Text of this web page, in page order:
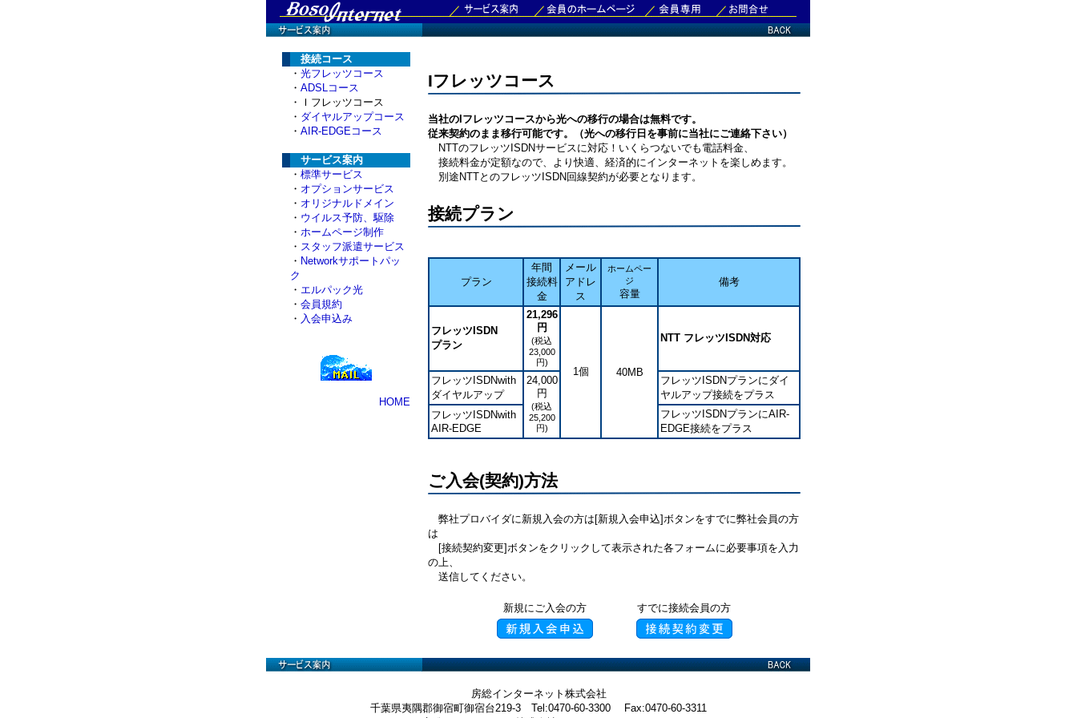
接続コース
・ 光フレッツコース
・ ADSLコース
・Ｉフレッツコース
・ ダイヤルアップコース
・ AIR-EDGEコース
サービス案内
・ 標準サービス
・ オプションサービス
・ オリジナルドメイン
・ ウイルス予防、駆除
・ ホームページ制作
・ スタッフ派遣サービス
・ Networkサポートパッ
ク
・ エルパック光
・ 会員規約
・ 入会申込み
HOME
Iフレッツコース
当社のIフレッツコースから光への移行の場合は無料です。
従来契約のまま移行可能です。（光への移行日を事前に当社にご連絡下さい）
NTTのフレッツISDNサービスに対応！いくらつないでも電話料金、
接続料金が定額なので、より快適、経済的にインターネットを楽しめます。
別途NTTとのフレッツISDN回線契約が必要となります。
接続プラン
プラン
年間
接続料
金
メール
アドレ
ス
ホームペー
ジ
容量
備考
フレッツISDN
プラン
21,296
円
(税込
23,000
円)
1個 40MB
NTT フレッツISDN対応
フレッツISDNwith
ダイヤルアップ
24,000
円
(税込
25,200
円)
フレッツISDNプランにダイ
ヤルアップ接続をプラス
フレッツISDNwith
AIR-EDGE
フレッツISDNプランにAIR-
EDGE接続をプラス
ご入会(契約)方法
弊社プロバイダに新規入会の方は[新規入会申込]ボタンをすでに弊社会員の方
は
[接続契約変更]ボタンをクリックして表示された各フォームに必要事項を入力
の上、
送信してください。
新規にご入会の方 すでに接続会員の方
房総インターネット株式会社
千葉県夷隅郡御宿町御宿台219-3 Tel:0470-60-3300 Fax:0470-60-3311